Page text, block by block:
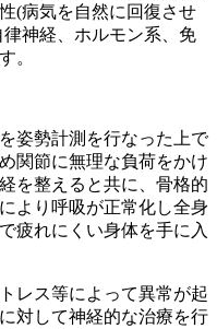
(病気を自然に回復させ
神経、ホルモン系、免
。
姿勢計測を行なった上で
関節に無理な負荷をかけ
を整えると共に、骨格的
より呼吸が正常化し全身
疲れにくい身体を手に入
レス等によって異常が起
対して神経的な治療を行